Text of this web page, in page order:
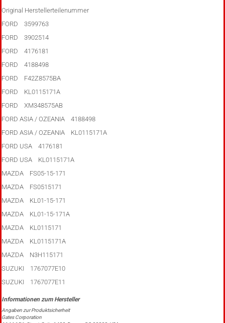
Original Herstellerteilenummer
FORD 3599763
FORD 3902514
FORD 4176181
FORD 4188498
FORD F42Z8575BA
FORD KL0115171A
FORD XM348575AB
FORD ASIA / OZEANIA 4188498
FORD ASIA / OZEANIA KL0115171A
FORD USA 4176181
FORD USA KL0115171A
MAZDA FS05-15-171
MAZDA FS0515171
MAZDA KL01-15-171
MAZDA KL01-15-171A
MAZDA KL0115171
MAZDA KL0115171A
MAZDA N3H115171
SUZUKI 1767077E10
SUZUKI 1767077E11
Angaben zur Produktsicherheit
Gates Corporation